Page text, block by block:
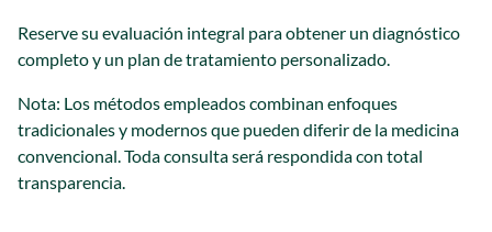
Reserve su evaluación integral para obtener un diagnóstico
completo y un plan de tratamiento personalizado.
Nota: Los métodos empleados combinan enfoques
tradicionales y modernos que pueden diferir de la medicina
convencional. Toda consulta será respondida con total
transparencia.